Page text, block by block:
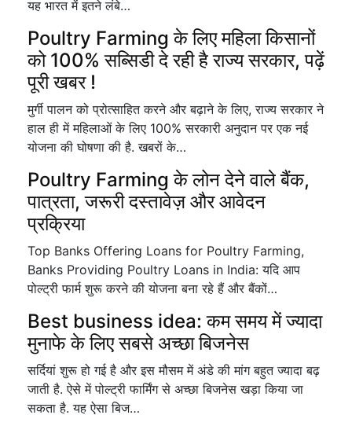
यह भारत में इतने लंबे…
Poultry Farming के लिए महिला किसानों
को 100% सब्सिडी दे रही है राज्य सरकार, पढ़ें
पूरी खबर !
मुर्गी पालन को प्रोत्साहित करने और बढ़ाने के लिए, राज्य सरकार ने
हाल ही में महिलाओं के लिए 100% सरकारी अनुदान पर एक नई
योजना की घोषणा की है. खबरों के…
Poultry Farming के लोन देने वाले बैंक,
पात्रता, जरूरी दस्तावेज़ और आवेदन
प्रक्रिया
Top Banks Offering Loans for Poultry Farming,
Banks Providing Poultry Loans in India: यदि आप
पोल्ट्री फार्म शुरू करने की योजना बना रहे हैं और बैंकों…
Best business idea: कम समय में ज्यादा
मुनाफे के लिए सबसे अच्छा बिजनेस
सर्दियां शुरू हो गई है और इस मौसम में अंडे की मांग बहुत ज्यादा बढ़
जाती है. ऐसे में पोल्ट्री फार्मिंग से अच्छा बिजनेस खड़ा किया जा
सकता है. यह ऐसा बिज…